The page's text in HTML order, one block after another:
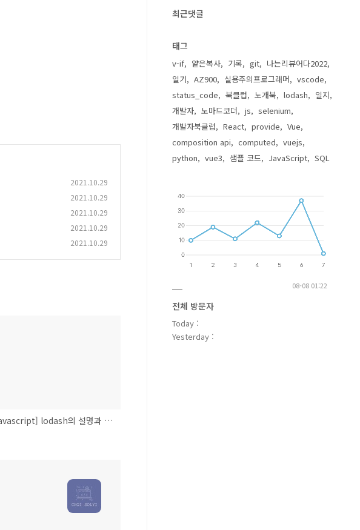
2021.10.29
2021.10.29
2021.10.29
2021.10.29
2021.10.29
[Javascript] lodash의 설명과 예제, 자주 쓰는 함수
최근댓글
태그
v-if 얕은복사 기록 git
나는리뷰어다2022
일기
AZ900 실용주의프로그래머
vscode
status_code
북클럽 노개북 lodash
일지
개발자
노마드코더 js
selenium
개발자북클럽
React provide
Vue
composition api
computed
vuejs
python
vue3 샘플 코드 JavaScript SQL
08-08 01:22
전체 방문자
Today :
Yesterday :